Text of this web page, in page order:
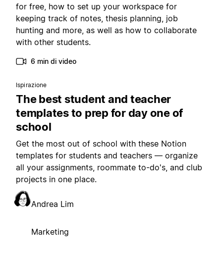
for free, how to set up your workspace for
keeping track of notes, thesis planning, job
hunting and more, as well as how to collaborate
with other students.
6 min di video
Ispirazione
The best student and teacher
templates to prep for day one of
school
Get the most out of school with these Notion
templates for students and teachers — organize
all your assignments, roommate to-do's, and club
projects in one place.
Andrea Lim
Marketing